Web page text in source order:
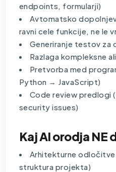
endpoints, formularji)
Avtomatsko
ravni cele funkcije, ne le
Generiranje testov
Razlaga kompleksne
Pretvorba med
Python → JavaScript)
Code review predlogi
security issues)
Kaj AI orodja NE
Arhitekturne
struktura projekta)